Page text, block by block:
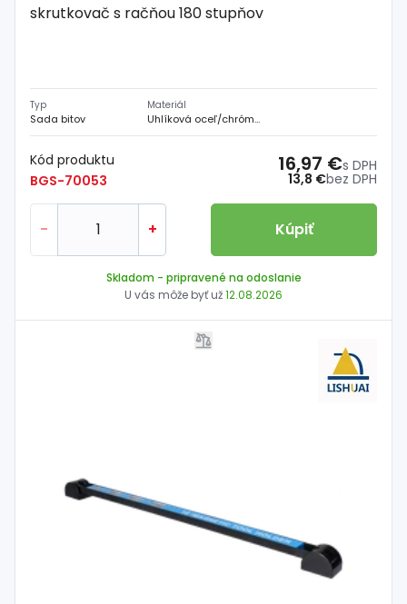
skrutkovač s račňou 180 stupňov
Typ
Sada bitov
Materiál
Uhlíková oceľ/chróm-vanádiová oceľ
Kód produktu
BGS-70053
13,8 €bez DPH
16,97 €s DPH
- + Kúpiť
Skladom - pripravené na odoslanie
U vás môže byť už12.08.2026